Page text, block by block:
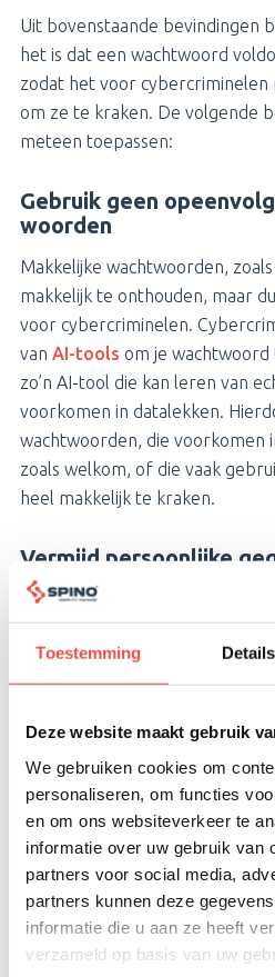
Toestemming Details
Deze website maakt gebruik
We gebruiken cookies om
personaliseren, om functies
en om ons websiteverkeer te
informatie over uw gebruik van
partners voor social media,
partners kunnen deze
informatie die u aan ze heeft
verzameld op basis van uw
Uit bovenstaande bevindingen
het is dat een wachtwoord
zodat het voor
om ze te kraken. De volgende
meteen toepassen:
Gebruik geen
woorden
Makkelijke wachtwoorden,
makkelijk te onthouden, maar
voor cybercriminelen.
van AI-tools om je wachtwoord
zo’n AI-tool die kan leren van
voorkomen in datalekken.
wachtwoorden, die voorkomen
zoals welkom, of die vaak
heel makkelijk te kraken.
Vermijd persoonlijke
wachtwoorden
Wachtwoorden die bestaan uit
zoals de naam van je huisdier
woonachtig bent, zijn ook
Hergebruik geen
meerdere accounts
Wachtwoorden kunnen in een
zonder dat je dit weet of door
van wachtwoorden voor
het dat ook de andere
hergebruiken van